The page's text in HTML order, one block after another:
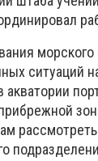
морского
ситуаций
акватории